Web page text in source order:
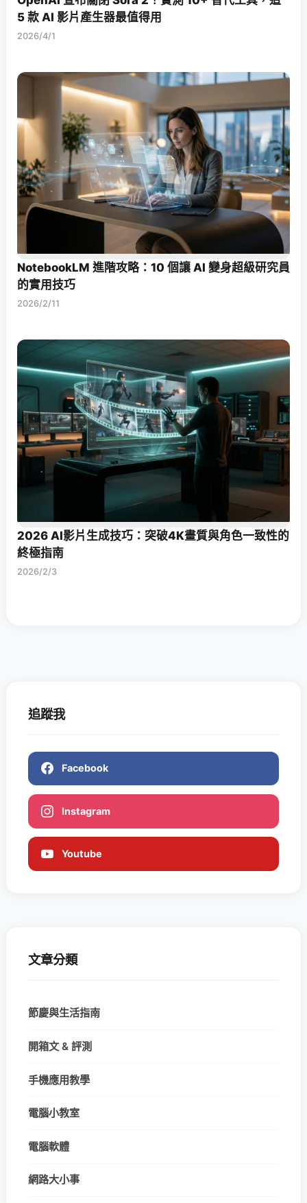
5 款 AI 影片產生器最值得用
2026/4/1
NotebookLM 進階攻略：10 個讓 AI 變身超級研究員
的實用技巧
2026/2/11
2026 AI影片生成技巧：突破4K畫質與角色一致性的
終極指南
2026/2/3
追蹤我
Facebook
Instagram
Youtube
文章分類
節慶與生活指南
開箱文 & 評測
手機應用教學
電腦小教室
電腦軟體
網路大小事